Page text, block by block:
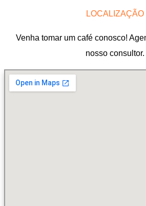
LOCALIZAÇÃO
Venha tomar um café conosco!
nosso consultor.